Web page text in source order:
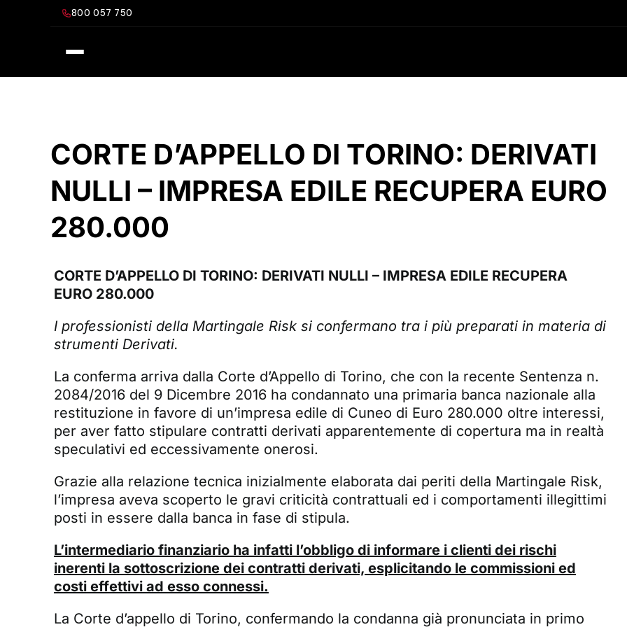
800 057 750
CORTE D’APPELLO DI TORINO: DERIVATI
NULLI – IMPRESA EDILE RECUPERA EURO
280.000
CORTE D’APPELLO DI TORINO: DERIVATI NULLI – IMPRESA EDILE RECUPERA
EURO 280.000
I professionisti della Martingale Risk si confermano tra i più preparati in materia di
strumenti Derivati.
La conferma arriva dalla Corte d’Appello di Torino, che con la recente Sentenza n.
2084/2016 del 9 Dicembre 2016ha condannato una primaria banca nazionale alla
restituzione in favore di un’impresa edile di Cuneo di Euro 280.000 oltre interessi,
per aver fatto stipulare contratti derivati apparentemente di copertura ma in realtà
speculativi ed eccessivamente onerosi.
Grazie alla relazione tecnica inizialmente elaborata dai periti della Martingale Risk,
l’impresa aveva scoperto le gravi criticità contrattuali ed i comportamenti illegittimi
posti in essere dalla banca in fase di stipula.
L’intermediario finanziario ha infatti l’obbligo di informare i clienti dei rischi
inerenti la sottoscrizione dei contratti derivati, esplicitando le commissioni ed
costi effettivi ad esso connessi.
La Corte d’appello di Torino, confermando la condanna già pronunciata in primo